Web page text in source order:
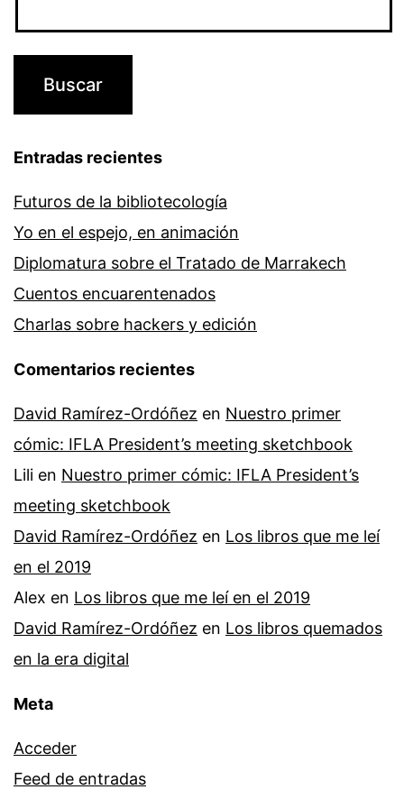
Entradas recientes
Futuros de la bibliotecología
Yo en el espejo, en animación
Diplomatura sobre el Tratado de Marrakech
Cuentos encuarentenados
Charlas sobre hackers y edición
Comentarios recientes
David Ramírez-Ordóñez en Nuestro primer
cómic: IFLA President’s meeting sketchbook
Lili en Nuestro primer cómic: IFLA President’s
meeting sketchbook
David Ramírez-Ordóñez en Los libros que me leí
en el 2019
Alex en Los libros que me leí en el 2019
David Ramírez-Ordóñez en Los libros quemados
en la era digital
Meta
Acceder
Feed de entradas